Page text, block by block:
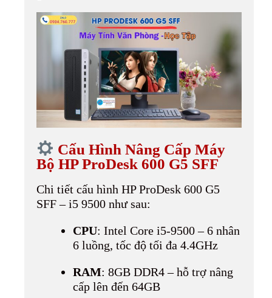
Cấu Hình Nâng Cấp Máy
Bộ HP ProDesk 600 G5 SFF
Chi tiết cấu hình HP ProDesk 600 G5
SFF – i5 9500 như sau:
CPU: Intel Core i5-9500 – 6 nhân
6 luồng, tốc độ tối đa 4.4GHz
RAM: 8GB DDR4 – hỗ trợ nâng
cấp lên đến 64GB